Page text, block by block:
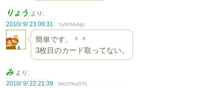
りょう より:
2010/ 9/ 23 09:31
YyNTMxNjU
簡単です。＾＾
3枚目のカード取ってない。
み より:
2010/ 9/ 22 21:39
M4OTAzOTk